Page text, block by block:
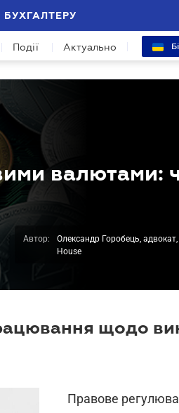
БУХГАЛТЕРУ
Події Актуально
валютами:
Автор:
Олександр Горобець,
House
щодо
Правове